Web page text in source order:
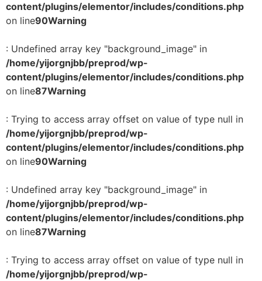
content/plugins/elementor/includes/conditions.php
on line90Warning
: Undefined array key "background_image" in
/home/yijorgnjbb/preprod/wp-
content/plugins/elementor/includes/conditions.php
on line87Warning
: Trying to access array offset on value of type null in
/home/yijorgnjbb/preprod/wp-
content/plugins/elementor/includes/conditions.php
on line90Warning
: Undefined array key "background_image" in
/home/yijorgnjbb/preprod/wp-
content/plugins/elementor/includes/conditions.php
on line87Warning
: Trying to access array offset on value of type null in
/home/yijorgnjbb/preprod/wp-